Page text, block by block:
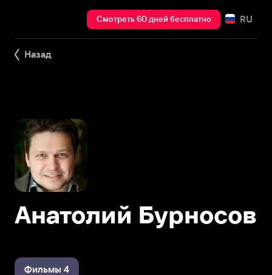
Смотреть 60 дней бесплатно RU
Назад
Анатолий Бурносов
Фильмы 4